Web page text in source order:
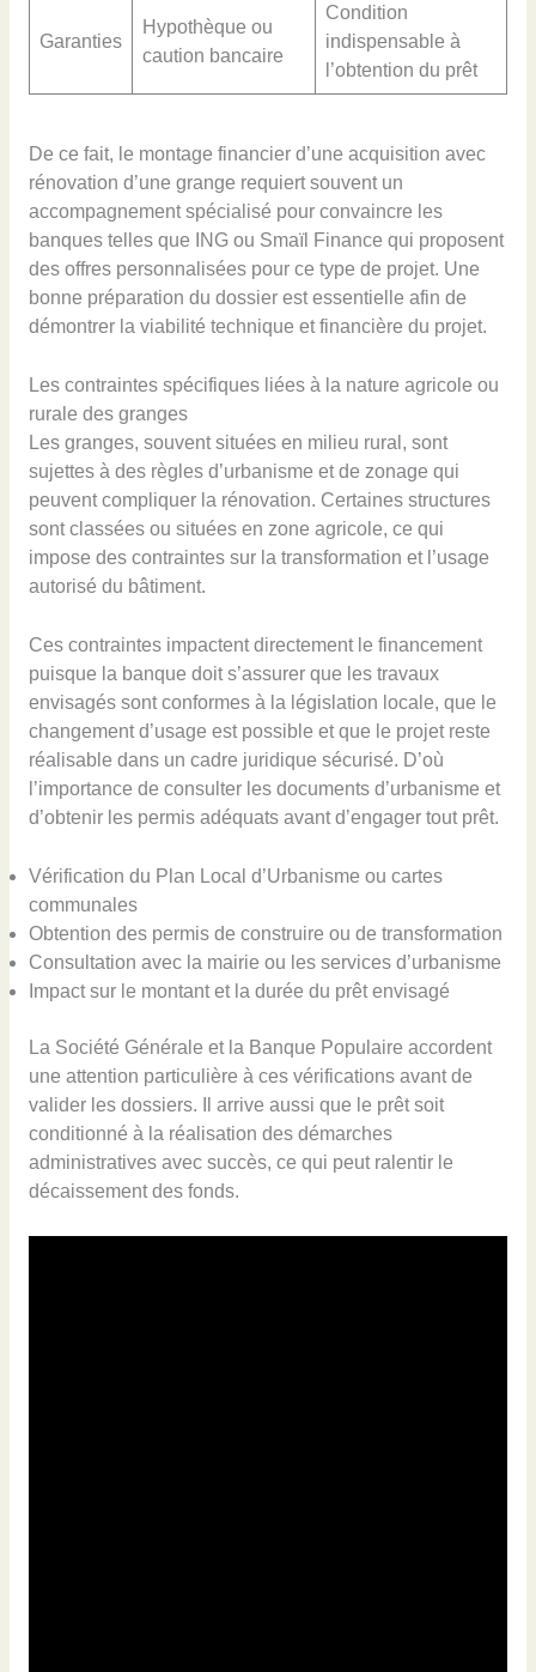
Garanties
Hypothèque ou
caution bancaire
Condition
indispensable à
l’obtention du prêt
De ce fait, le montage financier d’une acquisition avec
rénovation d’une grange requiert souvent un
accompagnement spécialisé pour convaincre les
banques telles que ING ou Smaïl Finance qui proposent
des offres personnalisées pour ce type de projet. Une
bonne préparation du dossier est essentielle afin de
démontrer la viabilité technique et financière du projet.
Les contraintes spécifiques liées à la nature agricole ou
rurale des granges
Les granges, souvent situées en milieu rural, sont
sujettes à des règles d’urbanisme et de zonage qui
peuvent compliquer la rénovation. Certaines structures
sont classées ou situées en zone agricole, ce qui
impose des contraintes sur la transformation et l’usage
autorisé du bâtiment.
Ces contraintes impactent directement le financement
puisque la banque doit s’assurer que les travaux
envisagés sont conformes à la législation locale, que le
changement d’usage est possible et que le projet reste
réalisable dans un cadre juridique sécurisé. D’où
l’importance de consulter les documents d’urbanisme et
d’obtenir les permis adéquats avant d’engager tout prêt.
Vérification du Plan Local d’Urbanisme ou cartes
communales
Obtention des permis de construire ou de transformation
Consultation avec la mairie ou les services d’urbanisme
Impact sur le montant et la durée du prêt envisagé
La Société Générale et la Banque Populaire accordent
une attention particulière à ces vérifications avant de
valider les dossiers. Il arrive aussi que le prêt soit
conditionné à la réalisation des démarches
administratives avec succès, ce qui peut ralentir le
décaissement des fonds.